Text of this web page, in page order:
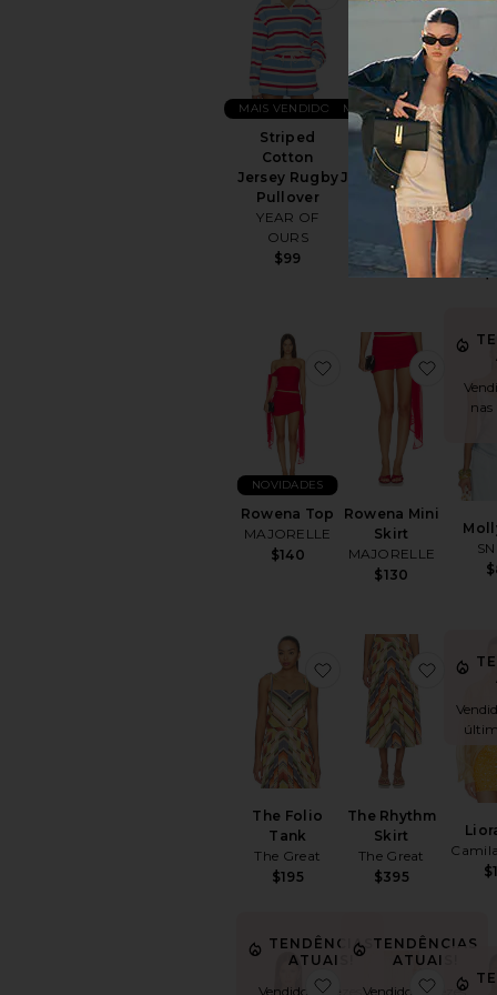
Striped
Cotton
Jersey Rugby
Pullover
YEAR OF
OURS
$99
MAIS VENDIDOS
Striped
Cotton
Jersey Shorts
YEAR OF
OURS
$85
MAIS VENDIDOS
Rowena Top
MAJORELLE
$140
NOVIDADES
favoritoRowena Top
Rowena Mini
Skirt
MAJORELLE
$130
nas
The Folio
Tank
The Great
$195
favoritoThe Folio
The Rhythm
Skirt
The Great
$395
TENDÊNCIAS
ATUAIS!
Vendido 17 vezesfavoritoMolly Top
TENDÊNCIAS
ATUAIS!
Vendido 16 vezes